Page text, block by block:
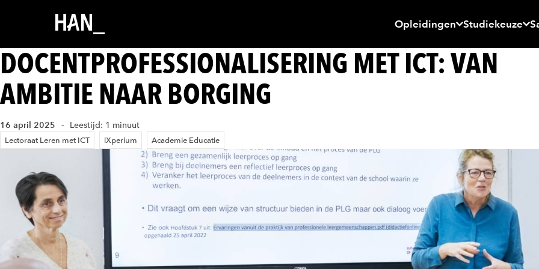
Opleidingen Studiekeuze
DOCENTPROFESSIONALISERING MET ICT: VAN
AMBITIE NAAR BORGING
16 april 2025 Leestijd: 1 minuut
Lectoraat Leren met ICT iXperium Academie Educatie